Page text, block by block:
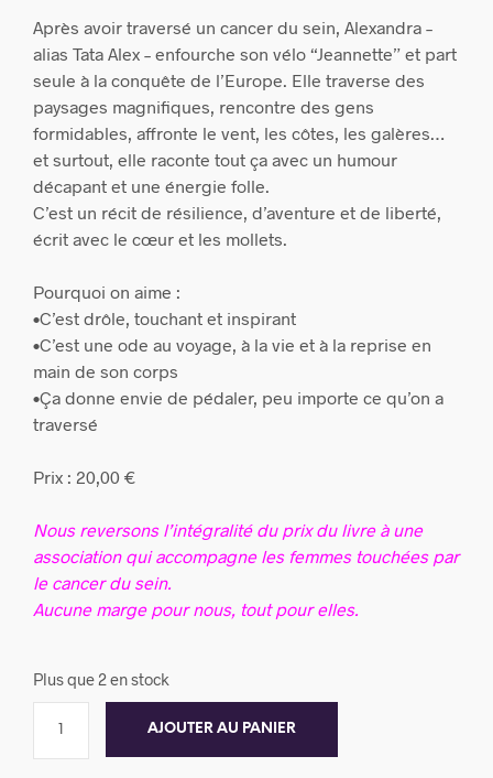
Après avoir traversé un cancer du sein, Alexandra –
alias Tata Alex – enfourche son vélo “Jeannette” et part
seule à la conquête de l’Europe. Elle traverse des
paysages magnifiques, rencontre des gens
formidables, affronte le vent, les côtes, les galères…
et surtout, elle raconte tout ça avec un humour
décapant et une énergie folle.
C’est un récit de résilience, d’aventure et de liberté,
écrit avec le cœur et les mollets.
Pourquoi on aime :
•C’est drôle, touchant et inspirant
•C’est une ode au voyage, à la vie et à la reprise en
main de son corps
•Ça donne envie de pédaler, peu importe ce qu’on a
traversé
Prix : 20,00 €
Nous reversons l’intégralité du prix du livre à une
association qui accompagne les femmes touchées par
le cancer du sein.
Aucune marge pour nous, tout pour elles.
Plus que 2 en stock
AJOUTER AU PANIER